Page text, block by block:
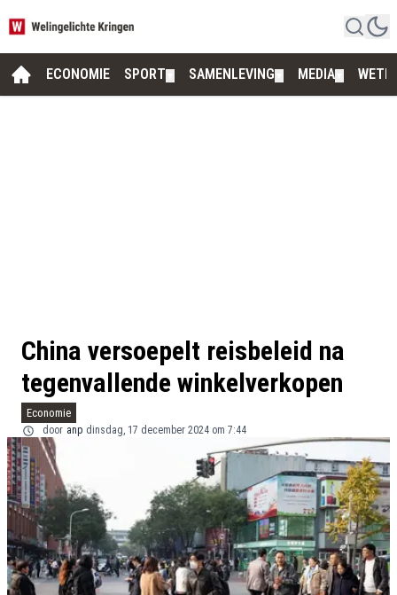
ECONOMIE SPORT SAMENLEVING MEDIA
China versoepelt reisbeleid na
tegenvallende winkelverkopen
Economie
door anp dinsdag, 17 december 2024 om 7:44